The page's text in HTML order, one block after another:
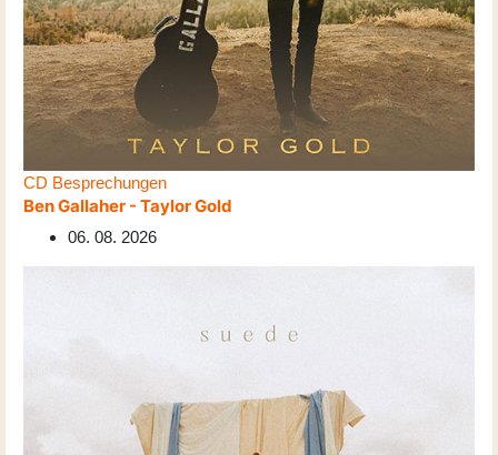
CD Besprechungen
Ben Gallaher - Taylor Gold
06. 08. 2026